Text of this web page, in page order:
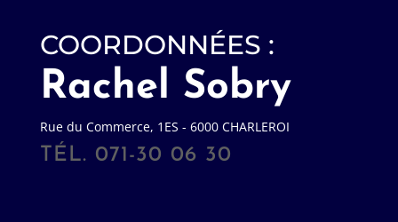
COORDONNÉES :
Rachel Sobry
Rue du Commerce, 1ES - 6000 CHARLEROI
TÉL. 071-30 06 30